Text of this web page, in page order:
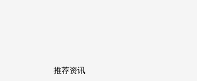
推荐资讯